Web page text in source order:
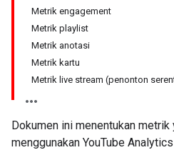
Metrik engagement
Metrik playlist
Metrik anotasi
Metrik kartu
Metrik live stream (penonton
Dokumen ini menentukan
menggunakan YouTube